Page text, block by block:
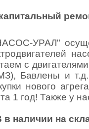
УРАЛ"
с
Бавлены и т.д.
нового
1 год! Также у
наличии на